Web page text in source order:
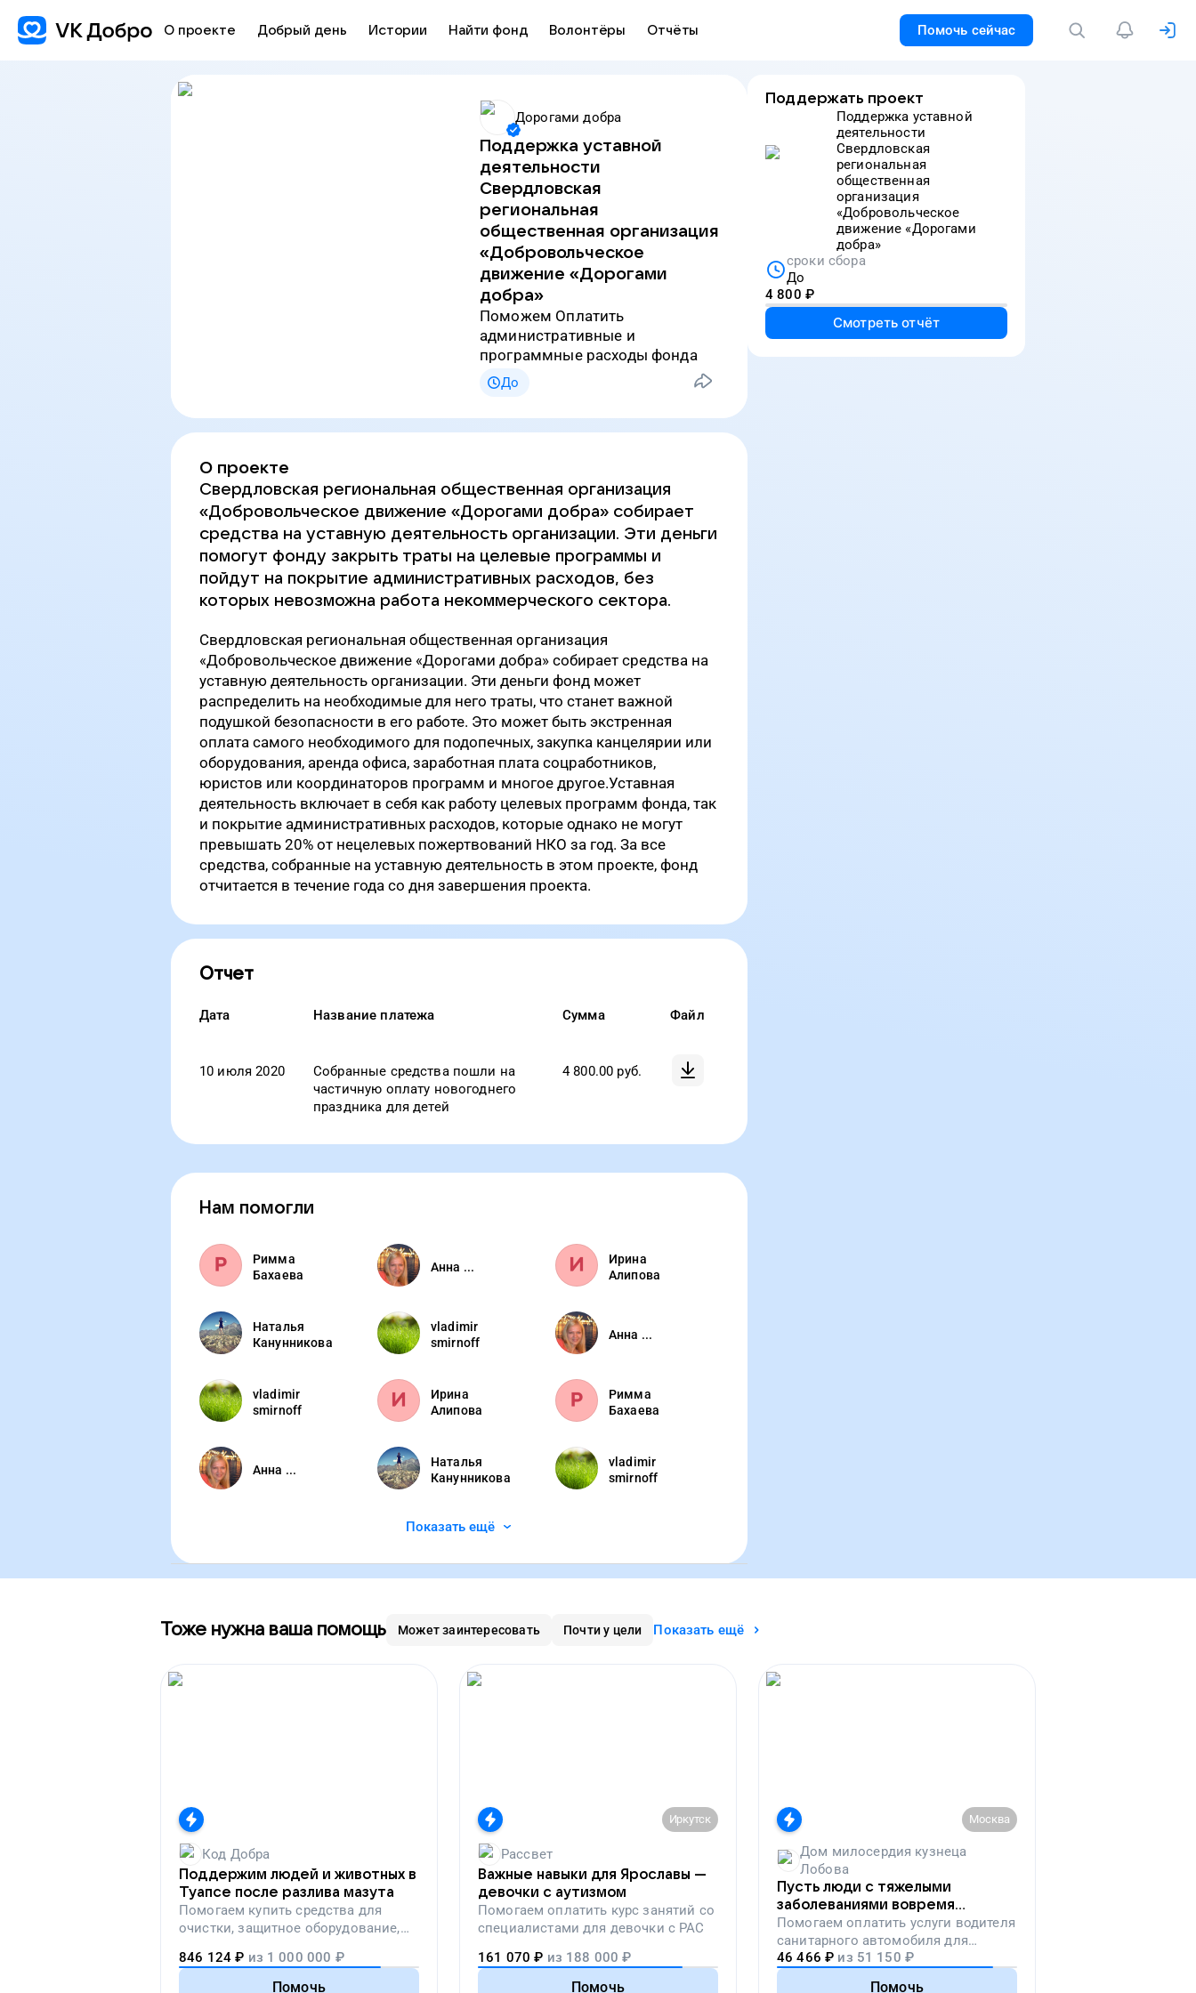
О проекте Добрый день Истории Найти фонд Волонтёры Отчёты Помочь сейчас
Дорогами добра
Поддержка уставной
деятельности
Свердловская
региональная
общественная организация
«Добровольческое
движение «Дорогами
добра»
Поможем Оплатить
административные и
программные расходы фонда
До
О проекте
Свердловская региональная общественная организация
«Добровольческое движение «Дорогами добра» собирает
средства на уставную деятельность организации. Эти деньги
помогут фонду закрыть траты на целевые программы и
пойдут на покрытие административных расходов, без
которых невозможна работа некоммерческого сектора.
Свердловская региональная общественная организация
«Добровольческое движение «Дорогами добра» собирает средства на
уставную деятельность организации. Эти деньги фонд может
распределить на необходимые для него траты, что станет важной
подушкой безопасности в его работе. Это может быть экстренная
оплата самого необходимого для подопечных, закупка канцелярии или
оборудования, аренда офиса, заработная плата соцработников,
юристов или координаторов программ и многое другое.Уставная
деятельность включает в себя как работу целевых программ фонда, так
и покрытие административных расходов, которые однако не могут
превышать 20% от нецелевых пожертвований НКО за год. За все
средства, собранные на уставную деятельность в этом проекте, фонд
отчитается в течение года со дня завершения проекта.
Отчет
Дата Название платежа Сумма Файл
10 июля 2020
Собранные средства пошли на
частичную оплату новогоднего
праздника для детей
4 800.00 руб.
Нам помогли
Римма
Бахаева
Анна ...
Ирина
Алипова
Наталья
Канунникова
vladimir
smirnoff
Анна ...
vladimir
smirnoff
Ирина
Алипова
Римма
Бахаева
Анна ...
Наталья
Канунникова
vladimir
smirnoff
Показать ещё
Поддержать проект
Поддержка уставной
деятельности
Свердловская
региональная
общественная
организация
«Добровольческое
движение «Дорогами
добра»
сроки сбора
До
4 800 ₽
Смотреть отчёт
Тоже нужна ваша помощь Может заинтересовать Почти у цели Показать ещё
Код Добра
Поддержим людей и животных в
Туапсе после разлива мазута
Помогаем купить средства для
очистки, защитное оборудование,
необходимости
846 124 ₽ из 1 000 000 ₽
Помочь
Иркутск
Рассвет
Важные навыки для Ярославы —
девочки с аутизмом
Помогаем оплатить курс занятий со
специалистами для девочки с РАС
161 070 ₽ из 188 000 ₽
Помочь
Москва
Дом милосердия кузнеца
Лобова
Пусть люди с тяжелыми
заболеваниями вовремя
попадут на лечение
Помогаем оплатить услуги водителя
санитарного автомобиля для
перевозки тяжелобольных людей
46 466 ₽ из 51 150 ₽
Помочь